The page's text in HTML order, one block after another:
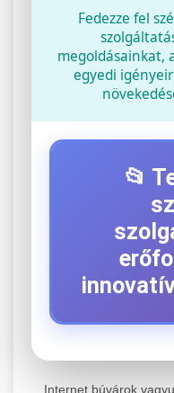
Fedezze fel
megoldásainkat,
egyedi
📂
Internet búvárok